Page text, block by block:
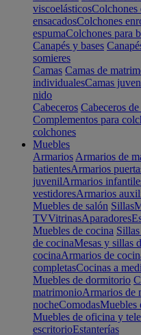
viscoelásticosColchones
ensacadosColchones
espumaColchones para
Canapés y bases
somieres
Camas Camas de
individualesCamas
nido
Cabeceros Cabeceros
Complementos para
colchones
Muebles
Armarios Armarios de
batientesArmarios
juvenilArmarios
vestidoresArmarios
Muebles de salón Sillas
TVVitrinasAparadores
Muebles de cocina
de cocinaMesas y sillas
cocinaArmarios de
completasCocinas a
Muebles de dormitorio
matrimonioArmarios de
nocheComodasMuebles
Muebles de oficina y
escritorioEstanterías